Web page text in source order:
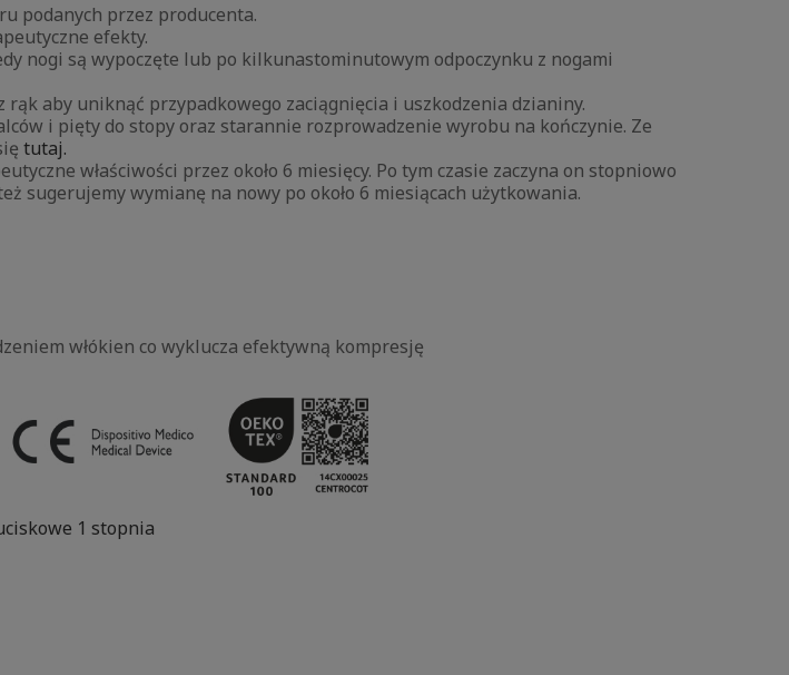
podanych przez producenta.
efekty.
nogi są wypoczęte lub po kilkunastominutowym odpoczynku z nogami
aby uniknąć przypadkowego zaciągnięcia i uszkodzenia dzianiny.
i pięty do stopy oraz starannie rozprowadzenie wyrobu na kończynie. Ze
tutaj.
właściwości przez około 6 miesięcy. Po tym czasie zaczyna on stopniowo
sugerujemy wymianę na nowy po około 6 miesiącach użytkowania.
włókien co wyklucza efektywną kompresję
1 stopnia